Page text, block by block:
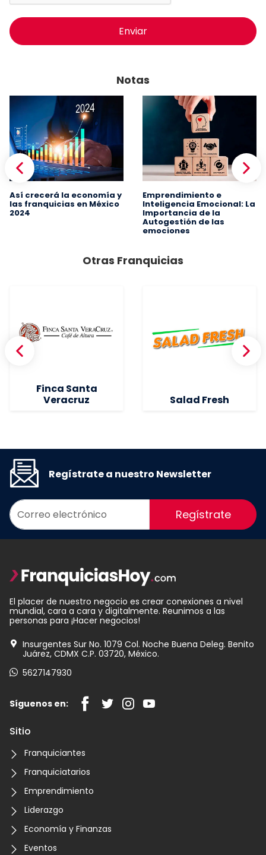
Enviar
Notas
Así crecerá la economía y
las franquicias en México
2024
Emprendimiento e
Inteligencia Emocional: La
Importancia de la
Autogestión de las
emociones
Otras Franquicias
Finca Santa
Veracruz
Salad Fresh
Regístrate a nuestro Newsletter
Regístrate
El placer de nuestro negocio es crear conexiones a nivel
mundial, cara a cara y digitalmente. Reunimos a las
personas para ¡Hacer negocios!
Insurgentes Sur No. 1079 Col. Noche Buena Deleg. Benito
Juárez, CDMX C.P. 03720, México.
5627147930
Síguenos en:
Sitio
Franquiciantes
Franquiciatarios
Emprendimiento
Liderazgo
Economía y Finanzas
Eventos